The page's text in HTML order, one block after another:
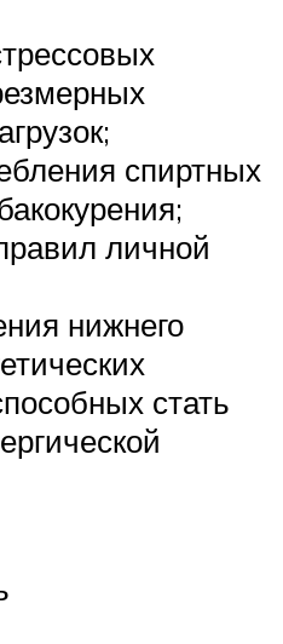
спиртных
личной
нижнего
стать